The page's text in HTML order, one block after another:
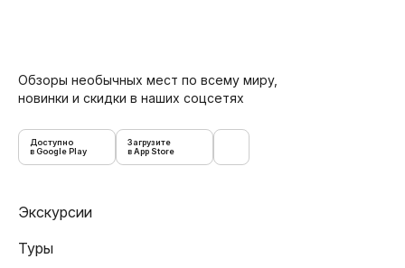
Обзоры необычных мест по всему миру,
новинки и скидки в наших соцсетях
Доступно
в Google Play
Загрузите
в App Store
Экскурсии
Туры